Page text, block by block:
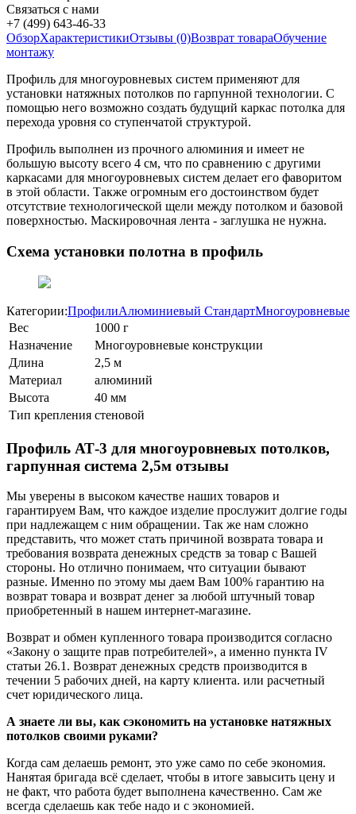
Связаться с нами
+7 (499) 643-46-33
ОбзорХарактеристикиОтзывы (0)Возврат товараОбучение
монтажу
Профиль для многоуровневых систем применяют для
установки натяжных потолков по гарпунной технологии. С
помощью него возможно создать будущий каркас потолка для
перехода уровня со ступенчатой структурой.
Профиль выполнен из прочного алюминия и имеет не
большую высоту всего 4 см, что по сравнению с другими
каркасами для многоуровневых систем делает его фаворитом
в этой области. Также огромным его достоинством будет
отсутствие технологической щели между потолком и базовой
поверхностью. Маскировочная лента - заглушка не нужна.
Схема установки полотна в профиль
Категории:ПрофилиАлюминиевый СтандартМногоуровневые
Вес
1000 г
Назначение
Многоуровневые конструкции
Длина
2,5 м
Материал
алюминий
Высота
40 мм
Тип крепления стеновой
Профиль АТ-3 для многоуровневых потолков,
гарпунная система 2,5м отзывы
Мы уверены в высоком качестве наших товаров и
гарантируем Вам, что каждое изделие прослужит долгие годы
при надлежащем с ним обращении. Так же нам сложно
представить, что может стать причиной возврата товара и
требования возврата денежных средств за товар с Вашей
стороны. Но отлично понимаем, что ситуации бывают
разные. Именно по этому мы даем Вам 100% гарантию на
возврат товара и возврат денег за любой штучный товар
приобретенный в нашем интернет-магазине.
Возврат и обмен купленного товара производится согласно
«Закону о защите прав потребителей», а именно пункта IV
статьи 26.1. Возврат денежных средств производится в
течении 5 рабочих дней, на карту клиента. или расчетный
счет юридического лица.
А знаете ли вы, как сэкономить на установке натяжных
потолков своими руками?
Когда сам делаешь ремонт, это уже само по себе экономия.
Нанятая бригада всё сделает, чтобы в итоге завысить цену и
не факт, что работа будет выполнена качественно. Сам же
всегда сделаешь как тебе надо и с экономией.